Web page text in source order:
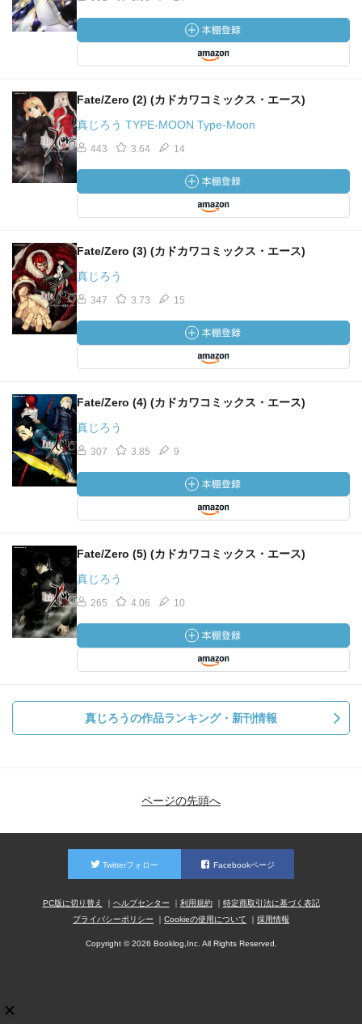
Fate/Zero (2) (カドカワコミックス・エース)
真じろう TYPE-MOON Type-Moon
443 3.64 14
Fate/Zero (3) (カドカワコミックス・エース)
真じろう
347 3.73 15
Fate/Zero (4) (カドカワコミックス・エース)
真じろう
307 3.85 9
Fate/Zero (5) (カドカワコミックス・エース)
真じろう
265 4.06 10
真じろうの作品ランキング・新刊情報
ページの先頭へ
Twitterフォロー Facebookページ
PC版に切り替え ヘルプセンター 利用規約
特定商取引法に基づく表記
プライバシーポリシー
Cookieの使用について 採用情報
Copyright © 2026 Booklog,Inc. All Rights Reserved.